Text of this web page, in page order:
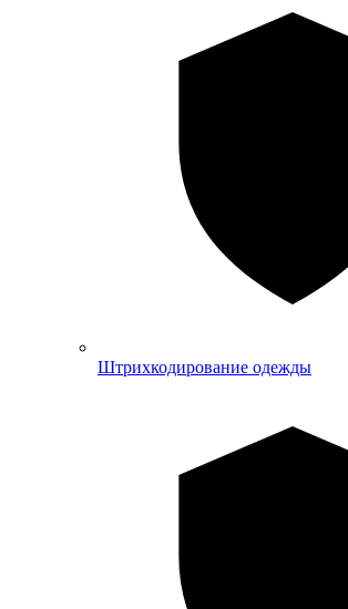
Штрихкодирование одежды